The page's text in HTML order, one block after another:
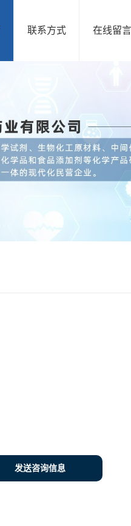
联系方式 在线留言
发送咨询信息